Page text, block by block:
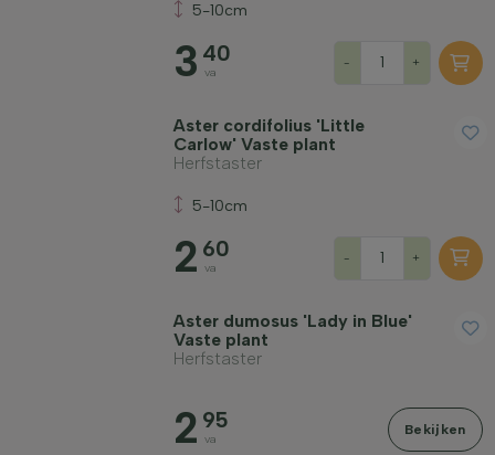
5-10cm
3 40
va
- +
Aster cordifolius 'Little
Carlow' Vaste plant
Herfstaster
5-10cm
2 60
va
- +
Aster dumosus 'Lady in Blue'
Vaste plant
Herfstaster
2 95
va
Bekijken